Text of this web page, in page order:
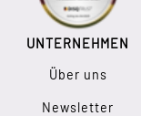
UNTERNEHMEN
Über uns
Newsletter